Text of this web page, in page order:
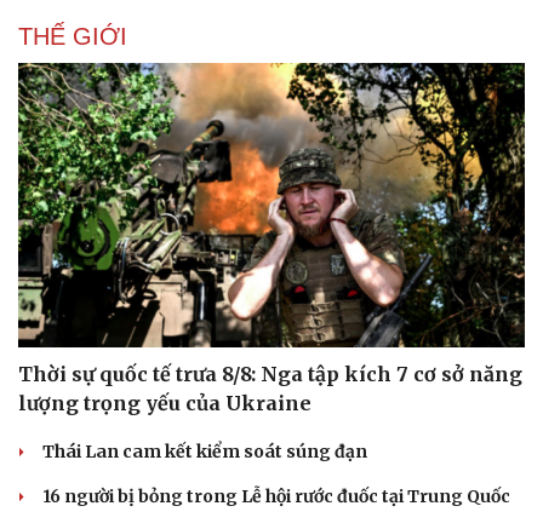
THẾ GIỚI
Thời sự quốc tế trưa 8/8: Nga tập kích 7 cơ sở năng
lượng trọng yếu của Ukraine
Thái Lan cam kết kiểm soát súng đạn
16 người bị bỏng trong Lễ hội rước đuốc tại Trung Quốc